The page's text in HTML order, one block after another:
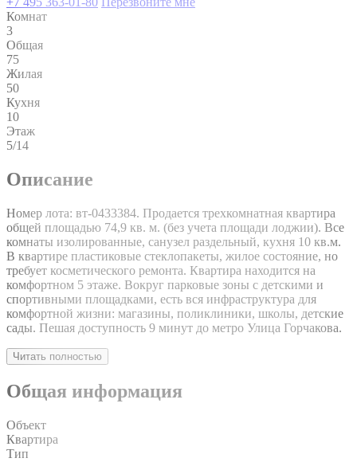
Комнат
3
Общая
75
Жилая
50
Кухня
10
Этаж
5/14
Описание
Номер лота: вт-0433384. Продается трехкомнатная квартира
общей площадью 74,9 кв. м. (без учета площади лоджии). Все
комнаты изолированные, санузел раздельный, кухня 10 кв.м.
В квартире пластиковые стеклопакеты, жилое состояние, но
требует косметического ремонта. Квартира находится на
комфортном 5 этаже. Вокруг парковые зоны с детскими и
спортивными площадками, есть вся инфраструктура для
комфортной жизни: магазины, поликлиники, школы, детские
сады. Пешая доступность 9 минут до метро Улица Горчакова.
Читать полностью
Общая информация
Объект
Квартира
Тип